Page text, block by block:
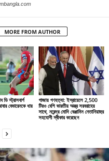
MORE FROM AUTHOR
স্ট্রাসবার্গ
বেভারেনকে ধার
গাজায় গণহত্যা: ইস্রায়েলে 2,500
টিরও বেশি ভারতীয় অস্ত্র সরবরাহের
সাথে, নরেন্দ্র মোদি বেঞ্জামিন নেতানিয়াহুর
সহযোগী স্বীকার করেছেন